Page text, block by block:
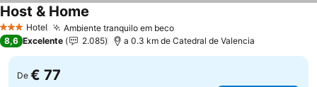
3 EstrelasHotel Ambiente tranquilo em beco
Host & Home
8,6 Excelente 2.085 a 0.3 km de Catedral de Valencia
De € 77